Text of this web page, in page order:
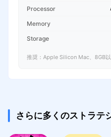
Processor
Memory
Storage
推奨：Apple Silicon Mac、8GB以
さらに多くのストラテ